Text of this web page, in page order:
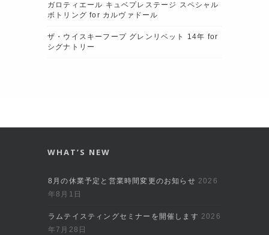
ガロティエール キュベプレステージ スペシャル
ボトリング for カルヴァドール
ザ・ウイスキーフープ グレンリベット 14年 for
シグナトリー
WHAT’S NEW
8月の休業予定と営業時間変更のお知らせ 2026
年8月1日
ラムテイスティングセミナーを開催します 2026
年7月28日